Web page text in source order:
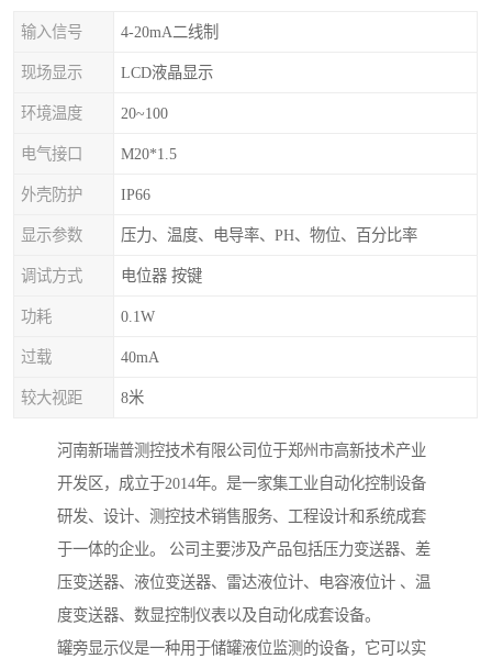
输入信号 4-20mA二线制
现场显示 LCD液晶显示
环境温度 20~100
电气接口 M20*1.5
外壳防护 IP66
显示参数 压力、温度、电导率、PH、物位、百分比率
调试方式 电位器 按键
功耗 0.1W
过载 40mA
较大视距 8米
河南新瑞普测控技术有限公司位于郑州市高新技术产业
开发区，成立于2014年。是一家集工业自动化控制设备
研发、设计、测控技术销售服务、工程设计和系统成套
于一体的企业。 公司主要涉及产品包括压力变送器、差
压变送器、液位变送器、雷达液位计、电容液位计 、温
度变送器、数显控制仪表以及自动化成套设备。
罐旁显示仪是一种用于储罐液位监测的设备，它可以实